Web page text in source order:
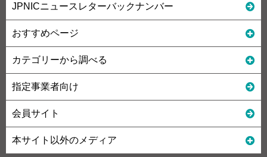
JPNICニュースレターバックナンバー
おすすめページ
カテゴリーから調べる
指定事業者向け
会員サイト
本サイト以外のメディア